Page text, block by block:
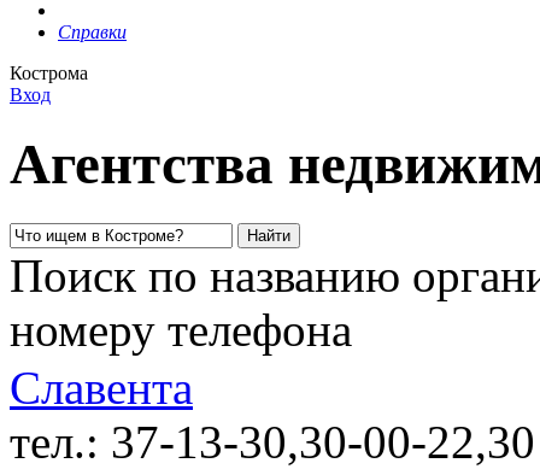
Справки
Кострома
Вход
Агентства
Поиск по названию
номеру телефона
Славента
тел.: 37-13-30,30-00-22,30